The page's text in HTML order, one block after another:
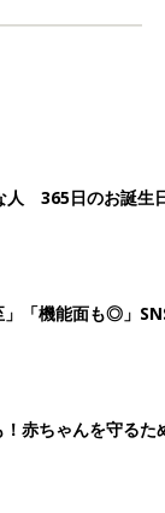
人 365日のお誕生
」「機能面も◎」
赤ちゃんを守るた